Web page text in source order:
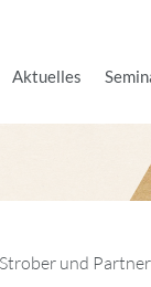
Aktuelles
Strober und Partner